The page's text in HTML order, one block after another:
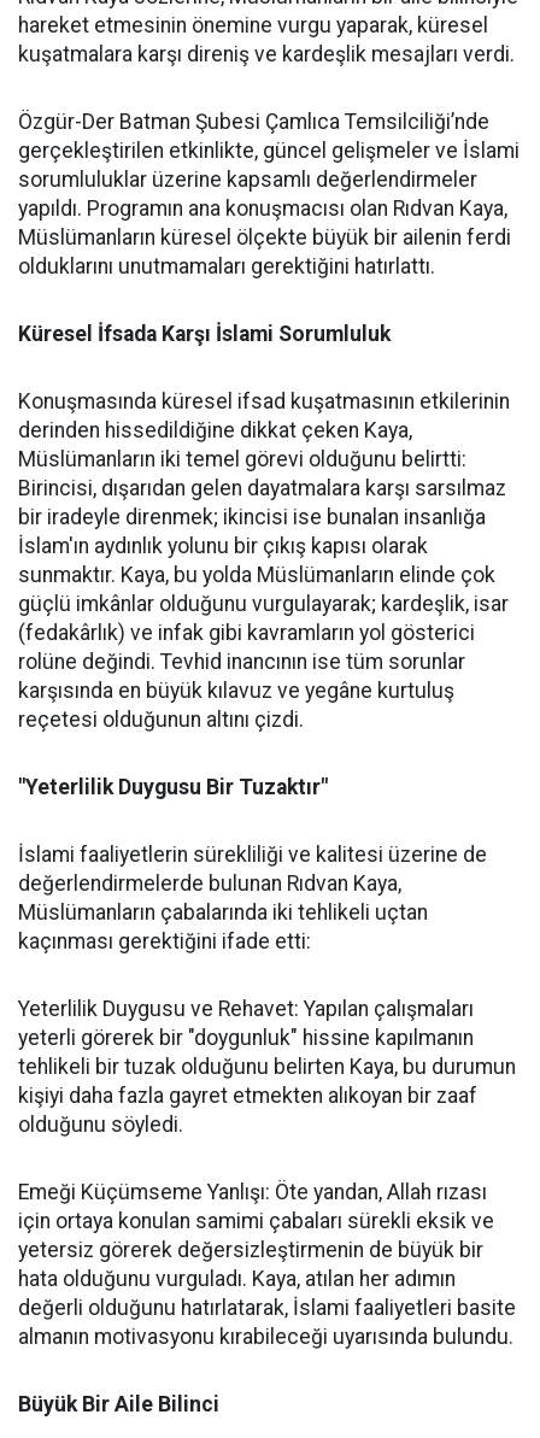
hareket etmesinin önemine vurgu yaparak, küresel
kuşatmalara karşı direniş ve kardeşlik mesajları verdi.
Özgür-Der Batman Şubesi Çamlıca Temsilciliği’nde
gerçekleştirilen etkinlikte, güncel gelişmeler ve İslami
sorumluluklar üzerine kapsamlı değerlendirmeler
yapıldı. Programın ana konuşmacısı olan Rıdvan Kaya,
Müslümanların küresel ölçekte büyük bir ailenin ferdi
olduklarını unutmamaları gerektiğini hatırlattı.
Küresel İfsada Karşı İslami Sorumluluk
Konuşmasında küresel ifsad kuşatmasının etkilerinin
derinden hissedildiğine dikkat çeken Kaya,
Müslümanların iki temel görevi olduğunu belirtti:
Birincisi, dışarıdan gelen dayatmalara karşı sarsılmaz
bir iradeyle direnmek; ikincisi ise bunalan insanlığa
İslam'ın aydınlık yolunu bir çıkış kapısı olarak
sunmaktır. Kaya, bu yolda Müslümanların elinde çok
güçlü imkânlar olduğunu vurgulayarak; kardeşlik, isar
(fedakârlık) ve infak gibi kavramların yol gösterici
rolüne değindi. Tevhid inancının ise tüm sorunlar
karşısında en büyük kılavuz ve yegâne kurtuluş
reçetesi olduğunun altını çizdi.
"Yeterlilik Duygusu Bir Tuzaktır"
İslami faaliyetlerin sürekliliği ve kalitesi üzerine de
değerlendirmelerde bulunan Rıdvan Kaya,
Müslümanların çabalarında iki tehlikeli uçtan
kaçınması gerektiğini ifade etti:
Yeterlilik Duygusu ve Rehavet: Yapılan çalışmaları
yeterli görerek bir "doygunluk" hissine kapılmanın
tehlikeli bir tuzak olduğunu belirten Kaya, bu durumun
kişiyi daha fazla gayret etmekten alıkoyan bir zaaf
olduğunu söyledi.
Emeği Küçümseme Yanlışı: Öte yandan, Allah rızası
için ortaya konulan samimi çabaları sürekli eksik ve
yetersiz görerek değersizleştirmenin de büyük bir
hata olduğunu vurguladı. Kaya, atılan her adımın
değerli olduğunu hatırlatarak, İslami faaliyetleri basite
almanın motivasyonu kırabileceği uyarısında bulundu.
Büyük Bir Aile Bilinci